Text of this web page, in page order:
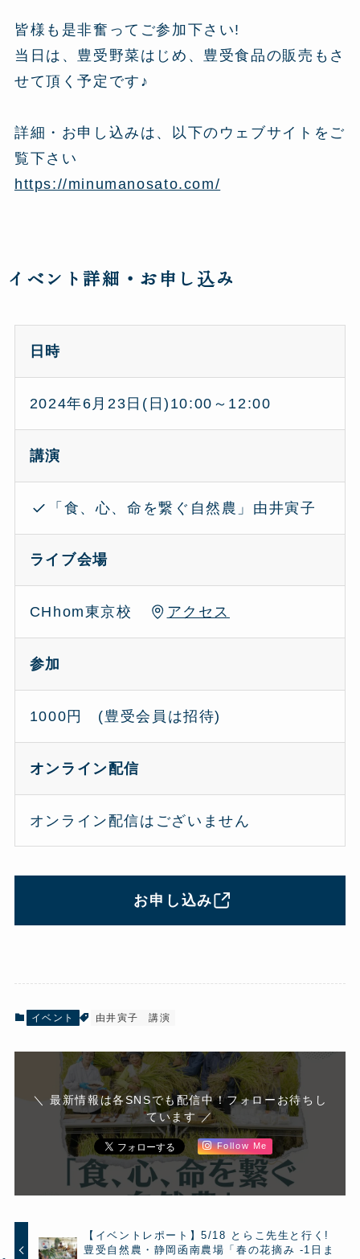
皆様も是非奮ってご参加下さい!
当日は、豊受野菜はじめ、豊受食品の販売もさ
せて頂く予定です♪
詳細・お申し込みは、以下のウェブサイトをご
覧下さい
https://minumanosato.com/
イベント詳細・お申し込み
日時
2024年6月23日(日)10:00～12:00
講演
「食、心、命を繋ぐ自然農」由井寅子
ライブ会場
CHhom東京校 アクセス
参加
1000円 (豊受会員は招待)
オンライン配信
オンライン配信はございません
お申し込み
イベント 由井寅子 講演
＼ 最新情報は各SNSでも配信中！フォローお待ちし
ています ／
Follow Me
【イベントレポート】5/18 とらこ先生と行く!
豊受自然農・静岡函南農場「春の花摘み -1日ま